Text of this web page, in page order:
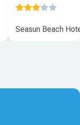
Seasun Beach